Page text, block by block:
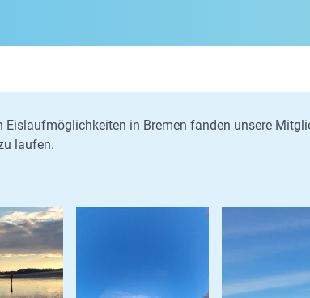
in Bremen fanden unsere
laufen.